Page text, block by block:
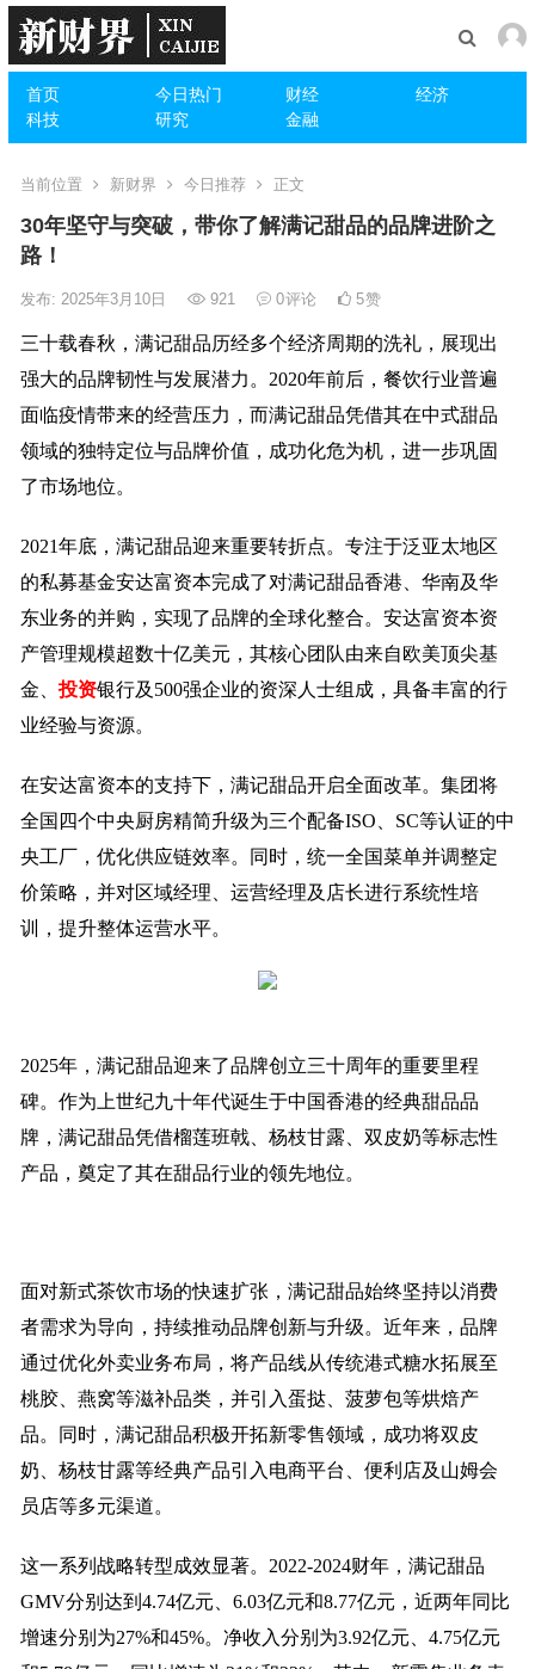
首页 今日热门 财经
经济
科技
研究 金融
当前位置 新财界 今日推荐 正文
30年坚守与突破，带你了解满记甜品的品牌进阶之
路！
发布: 2025年3月10日 921 0评论 5赞
三十载春秋，满记甜品历经多个经济周期的洗礼，展现出
强大的品牌韧性与发展潜力。2020年前后，餐饮行业普遍
面临疫情带来的经营压力，而满记甜品凭借其在中式甜品
领域的独特定位与品牌价值，成功化危为机，进一步巩固
了市场地位。
2021年底，满记甜品迎来重要转折点。专注于泛亚太地区
的私募基金安达富资本完成了对满记甜品香港、华南及华
东业务的并购，实现了品牌的全球化整合。安达富资本资
产管理规模超数十亿美元，其核心团队由来自欧美顶尖基
金、投资银行及500强企业的资深人士组成，具备丰富的行
业经验与资源。
在安达富资本的支持下，满记甜品开启全面改革。集团将
全国四个中央厨房精简升级为三个配备ISO、SC等认证的中
央工厂，优化供应链效率。同时，统一全国菜单并调整定
价策略，并对区域经理、运营经理及店长进行系统性培
训，提升整体运营水平。
2025年，满记甜品迎来了品牌创立三十周年的重要里程
碑。作为上世纪九十年代诞生于中国香港的经典甜品品
牌，满记甜品凭借榴莲班戟、杨枝甘露、双皮奶等标志性
产品，奠定了其在甜品行业的领先地位。
面对新式茶饮市场的快速扩张，满记甜品始终坚持以消费
者需求为导向，持续推动品牌创新与升级。近年来，品牌
通过优化外卖业务布局，将产品线从传统港式糖水拓展至
桃胶、燕窝等滋补品类，并引入蛋挞、菠萝包等烘焙产
品。同时，满记甜品积极开拓新零售领域，成功将双皮
奶、杨枝甘露等经典产品引入电商平台、便利店及山姆会
员店等多元渠道。
这一系列战略转型成效显著。2022-2024财年，满记甜品
GMV分别达到4.74亿元、6.03亿元和8.77亿元，近两年同比
增速分别为27%和45%。净收入分别为3.92亿元、4.75亿元